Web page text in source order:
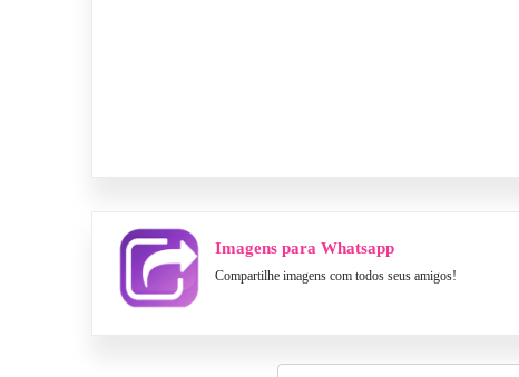
Imagens para Whatsapp
Compartilhe imagens com todos seus amigos!